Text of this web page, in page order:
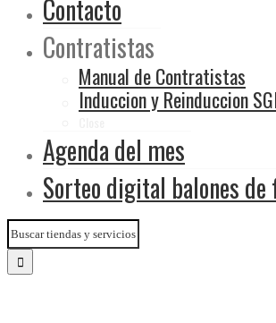
Contacto
Contratistas
Manual de Contratistas
Induccion y Reinduccion
Agenda del mes
Sorteo digital balones